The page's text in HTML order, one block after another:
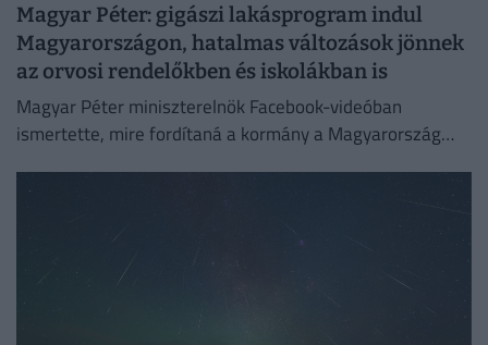
Magyar Péter: gigászi lakásprogram indul
Magyarországon, hatalmas változások jönnek
az orvosi rendelőkben és iskolákban is
Magyar Péter miniszterelnök Facebook-videóban
ismertette, mire fordítaná a kormány a Magyarország